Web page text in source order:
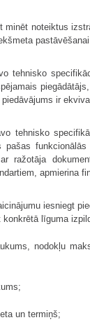
minēt noteiktus
tehnisko
ir
tehnisko
ražotāja
apmierina
iesniegt
līguma
nodokļu
un termiņš;